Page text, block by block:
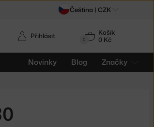
0
Košík
0 Kč
Novinky Blog Značky
Přihlásit
Čeština | CZK